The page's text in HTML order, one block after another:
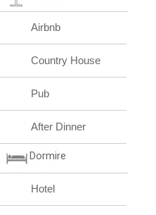
Airbnb
Country House
Pub
After Dinner
Dormire
Hotel